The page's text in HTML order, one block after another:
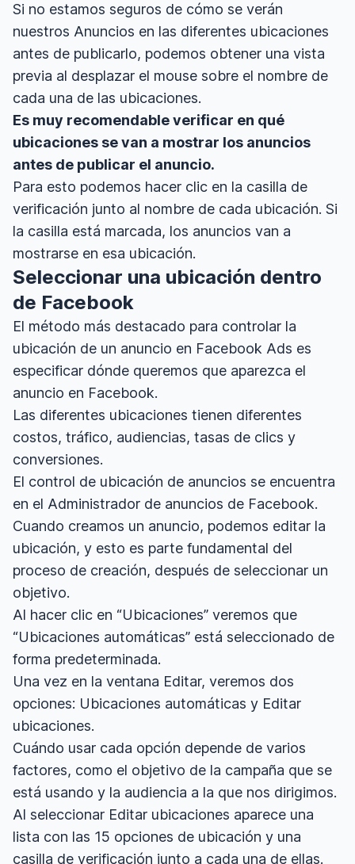
Si no estamos seguros de cómo se verán
nuestros Anuncios en las diferentes ubicaciones
antes de publicarlo, podemos obtener una vista
previa al desplazar el mouse sobre el nombre de
cada una de las ubicaciones.
Es muy recomendable verificar en qué
ubicaciones se van a mostrar los anuncios
antes de publicar el anuncio.
Para esto podemos hacer clic en la casilla de
verificación junto al nombre de cada ubicación. Si
la casilla está marcada, los anuncios van a
mostrarse en esa ubicación.
Seleccionar una ubicación dentro
de Facebook
El método más destacado para controlar la
ubicación de un anuncio en Facebook Ads es
especificar dónde queremos que aparezca el
anuncio en Facebook.
Las diferentes ubicaciones tienen diferentes
costos, tráfico, audiencias, tasas de clics y
conversiones.
El control de ubicación de anuncios se encuentra
en el Administrador de anuncios de Facebook.
Cuando creamos un anuncio, podemos editar la
ubicación, y esto es parte fundamental del
proceso de creación, después de seleccionar un
objetivo.
Al hacer clic en “Ubicaciones” veremos que
“Ubicaciones automáticas” está seleccionado de
forma predeterminada.
Una vez en la ventana Editar, veremos dos
opciones: Ubicaciones automáticas y Editar
ubicaciones.
Cuándo usar cada opción depende de varios
factores, como el objetivo de la campaña que se
está usando y la audiencia a la que nos dirigimos.
Al seleccionar Editar ubicaciones aparece una
lista con las 15 opciones de ubicación y una
casilla de verificación junto a cada una de ellas.